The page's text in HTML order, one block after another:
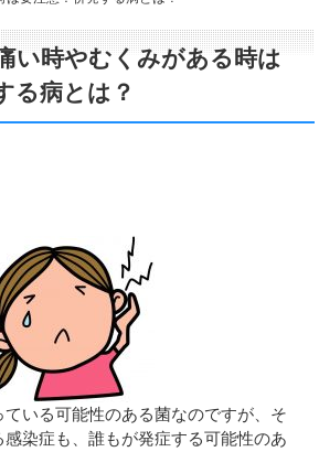
い時やむくみがある時は
る病とは？
いる可能性のある菌なのですが、そ
染症も、誰もが発症する可能性のあ